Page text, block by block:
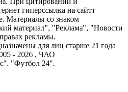
гиперссылка на сайтт
Материалы со знаком
материал", "Реклама", "Новости
рекламы.
для лиц старше 21 года
- 2026 , ЧАО
"Футбол 24".